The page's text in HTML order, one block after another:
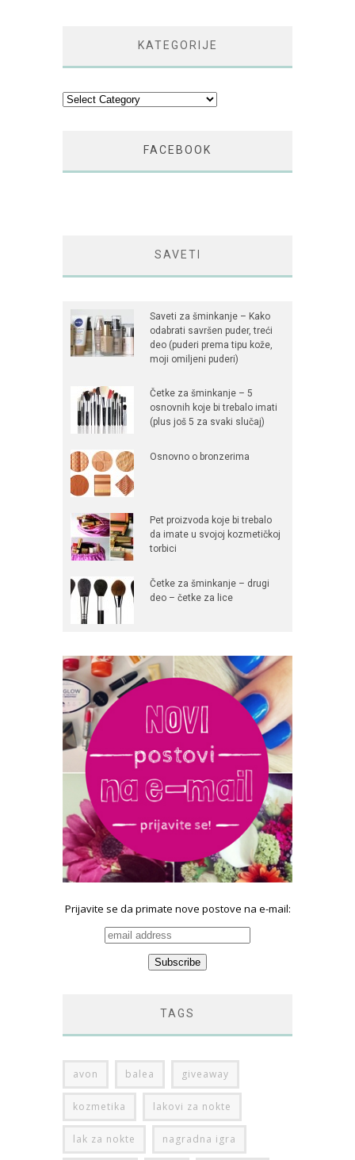
KATEGORIJE
Kategorije
FACEBOOK
SAVETI
Saveti za šminkanje – Kako
odabrati savršen puder, treći
deo (puderi prema tipu kože,
moji omiljeni puderi)
Četke za šminkanje – 5
osnovnih koje bi trebalo imati
(plus još 5 za svaki slučaj)
Osnovno o bronzerima
Pet proizvoda koje bi trebalo
da imate u svojoj kozmetičkoj
torbici
Četke za šminkanje – drugi
deo – četke za lice
Prijavite se da primate nove postove na e-mail:
TAGS
avon balea giveaway
kozmetika lakovi za nokte
lak za nokte nagradna igra